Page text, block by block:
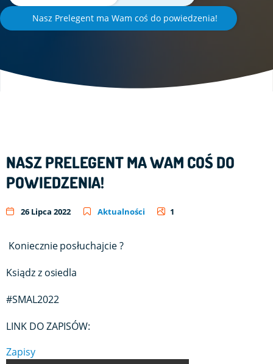
Nasz Prelegent ma Wam coś do powiedzenia!
NASZ PRELEGENT MA WAM COŚ DO
POWIEDZENIA!
26 Lipca 2022 Aktualności 1
Koniecznie posłuchajcie ?
Ksiądz z osiedla
#SMAL2022
LINK DO ZAPISÓW:
Zapisy